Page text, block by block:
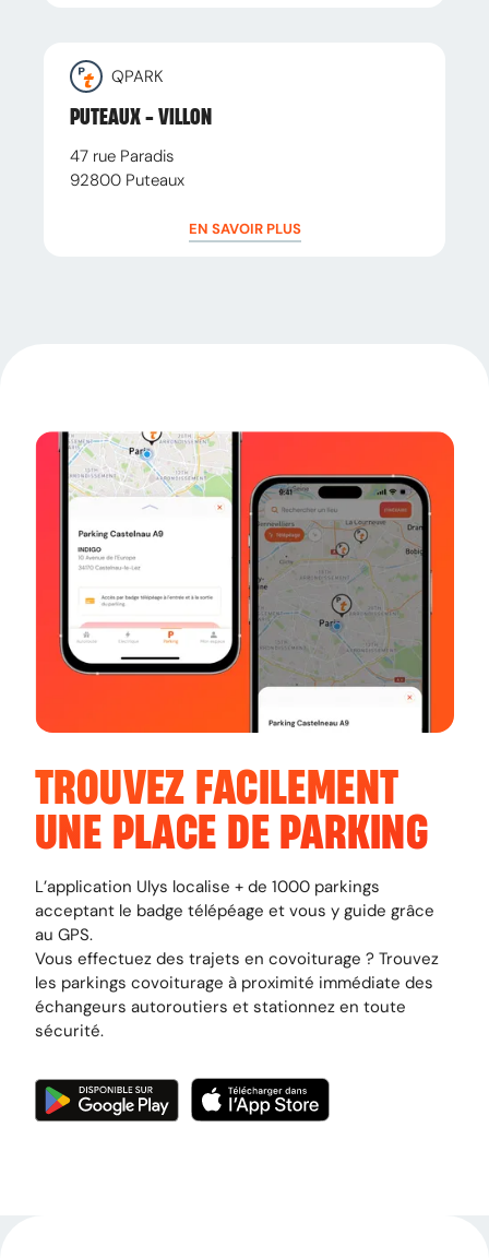
QPARK
PUTEAUX - VILLON
47 rue Paradis
92800 Puteaux
EN SAVOIR PLUS
TROUVEZ FACILEMENT
UNE PLACE DE PARKING
L’application Ulys localise + de 1000 parkings
acceptant le badge télépéage et vous y guide grâce
au GPS.
Vous effectuez des trajets en covoiturage ? Trouvez
les parkings covoiturage à proximité immédiate des
échangeurs autoroutiers et stationnez en toute
sécurité.